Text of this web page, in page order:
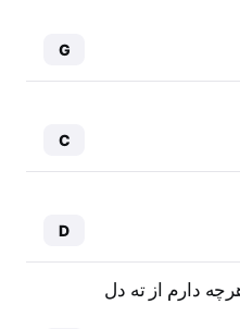
G
C
D
دارم از ته دل